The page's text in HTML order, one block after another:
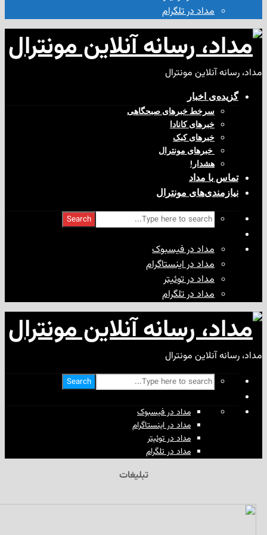
مداد در تلگرام
مونترال
اخبار
سرخط خبرهای صبحگاهی
خبرهای کانادا
خبرهای کبک
‌ خبرهای مونترال
مداد
مونترال
Search
مداد در فیسبوک
مداد در اینستاگرام
مداد در توئیتر
مداد در تلگرام
مونترال
Search
مداد در فیسبوک
مداد در اینستاگرام
مداد در توئیتر
مداد در تلگرام